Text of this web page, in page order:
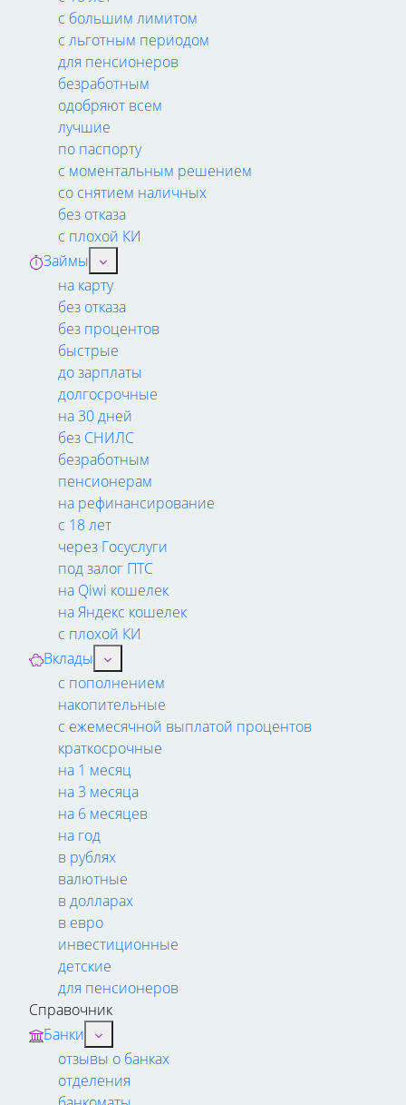
с большим лимитом
с льготным периодом
для пенсионеров
безработным
одобряют всем
лучшие
по паспорту
с моментальным решением
со снятием наличных
без отказа
с плохой КИ
Займы
на карту
без отказа
без процентов
быстрые
до зарплаты
долгосрочные
на 30 дней
без СНИЛС
безработным
пенсионерам
на рефинансирование
с 18 лет
через Госуслуги
под залог ПТС
на Qiwi кошелек
на Яндекс кошелек
с плохой КИ
Вклады
с пополнением
накопительные
с ежемесячной выплатой процентов
краткосрочные
на 1 месяц
на 3 месяца
на 6 месяцев
на год
в рублях
валютные
в долларах
в евро
инвестиционные
детские
для пенсионеров
Справочник
Банки
отзывы о банках
отделения